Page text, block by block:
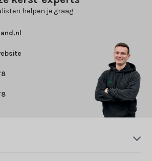
helpen je graag